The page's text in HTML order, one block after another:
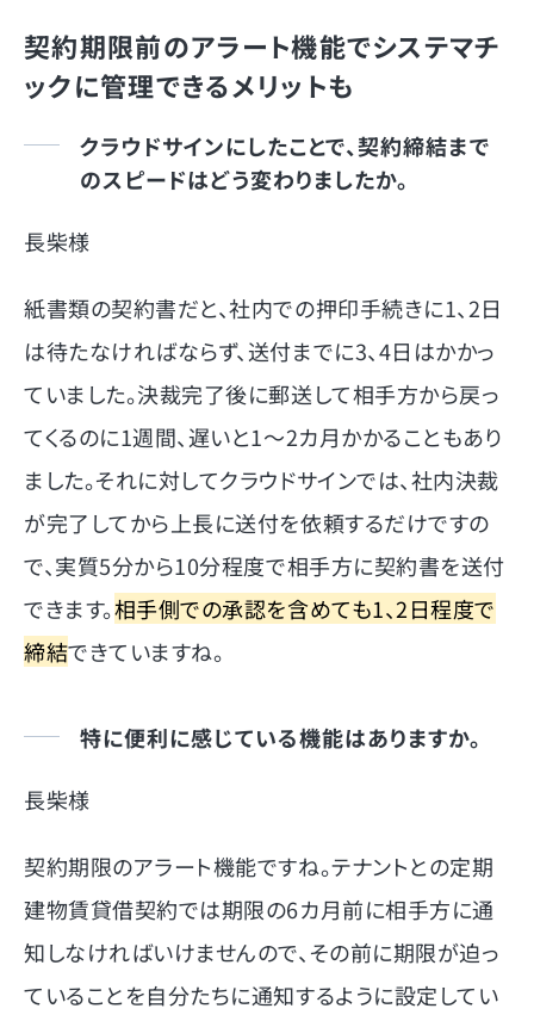
契約期限前のアラート機能でシステマチ
ックに管理できるメリットも
クラウドサインにしたことで、契約締結まで
のスピードはどう変わりましたか。
長柴様
紙書類の契約書だと、社内での押印手続きに1、2日
は待たなければならず、送付までに3、4日はかかっ
ていました。決裁完了後に郵送して相手方から戻っ
てくるのに1週間、遅いと1～2カ月かかることもあり
ました。それに対してクラウドサインでは、社内決裁
が完了してから上長に送付を依頼するだけですの
で、実質5分から10分程度で相手方に契約書を送付
できます。相手側での承認を含めても1、2日程度で
締結できていますね。
特に便利に感じている機能はありますか。
長柴様
契約期限のアラート機能ですね。テナントとの定期
建物賃貸借契約では期限の6カ月前に相手方に通
知しなければいけませんので、その前に期限が迫っ
ていることを自分たちに通知するように設定してい